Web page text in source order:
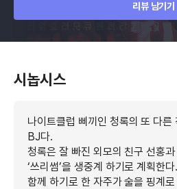
리뷰 남기기
시놉시스
나이트클럽 삐끼인 청록의 또 다른
BJ다.
청록은 잘 빠진 외모의 친구 선홍
‘쓰리썸’을 생중계 하기로 계획한다.
함께 하기로 한 자주가 술을 핑계